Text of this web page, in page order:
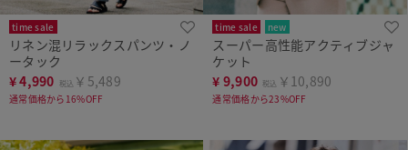
time sale
リネン混リラックスパンツ・ノ
ータック
¥4,990 税込 ￥5,489
通常価格から16%OFF
time sale
new
上下セットで5,000円OFF
スーパー高性能アクティブジャ
ケット
¥ 9,900 税込 ￥10,890
通常価格から23%OFF